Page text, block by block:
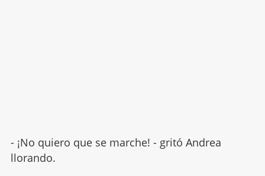
- ¡No quiero que se marche! - gritó Andrea
llorando.